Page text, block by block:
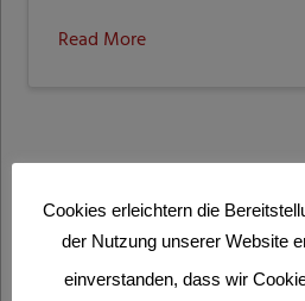
Read More
Technische Hilfeleistung mit Kran
1. AUGUST 2026, 8:29 | GOSDORF
Cookies erleichtern die
der Nutzung unserer Website
einverstanden, dass wir